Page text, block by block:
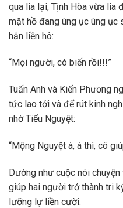
qua lia lại, Tịnh Hòa vừa lia
mặt hồ đang ùng ục ùng ục
hắn liền hô:
“Mọi người, có biến rồi!!!”
Tuấn Anh và Kiến Phương
tức lao tới và để rút kinh
nhờ Tiểu Nguyệt:
“Mộng Nguyệt à, à thì, cô
Dường như cuộc nói
giúp hai người trở thành tri
lưỡng lự liền cười: